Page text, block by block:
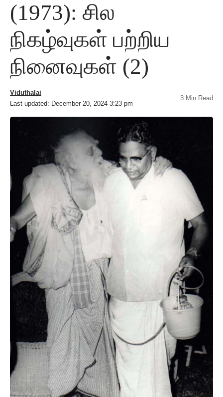
(1973): சில
நிகழ்வுகள் பற்றிய
நினைவுகள் (2)
Last updated: December 20, 2024 3:23 pm
Viduthalai
3 Min Read